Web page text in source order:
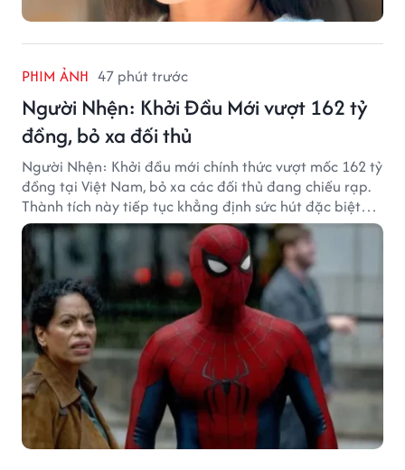
PHIM ẢNH 47 phút trước
Người Nhện: Khởi Đầu Mới vượt 162 tỷ
đồng, bỏ xa đối thủ
Người Nhện: Khởi đầu mới chính thức vượt mốc 162 tỷ
đồng tại Việt Nam, bỏ xa các đối thủ đang chiếu rạp.
Thành tích này tiếp tục khẳng định sức hút đặc biệt
của thương hiệu Người Nhện với khán giả.